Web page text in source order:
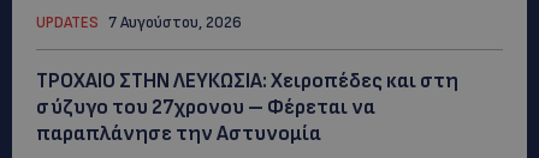
UPDATES 7 Αυγούστου, 2026
ΤΡΟΧΑΙΟ ΣΤΗΝ ΛΕΥΚΩΣΙΑ: Χειροπέδες και στη
σύζυγο του 27χρονου – Φέρεται να
παραπλάνησε την Αστυνομία